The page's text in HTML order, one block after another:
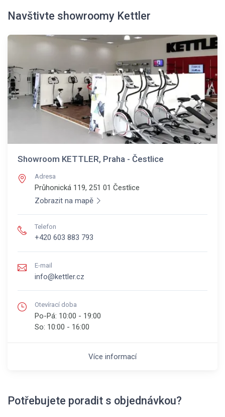
Navštivte showroomy Kettler
Showroom KETTLER, Praha - Čestlice
Adresa
Průhonická 119, 251 01 Čestlice
Zobrazit na mapě
Telefon
+420 603 883 793
E-mail
info@kettler.cz
Otevírací doba
Po-Pá: 10:00 - 19:00
So: 10:00 - 16:00
Více informací
Potřebujete poradit s objednávkou?